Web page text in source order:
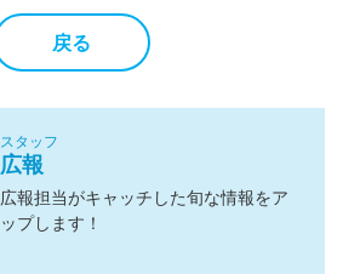
戻る
スタッフ
広報
広報担当がキャッチした旬な情報をア
ップします！